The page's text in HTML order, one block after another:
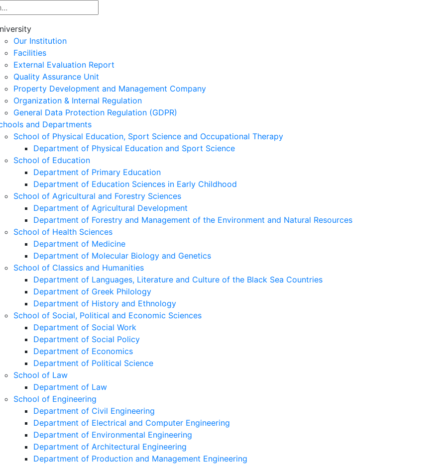
Our Institution
Facilities
External Evaluation Report
Quality Assurance Unit
Property Development and Management Company
Organization & Internal Regulation
General Data Protection Regulation (GDPR)
and Departments
School of Physical Education, Sport Science and Occupational Therapy
Department of Physical Education and Sport Science
School of Education
Department of Primary Education
Department of Education Sciences in Early Childhood
School of Agricultural and Forestry Sciences
Department of Agricultural Development
Department of Forestry and Management of the Environment and Natural Resources
School of Health Sciences
Department of Medicine
Department of Molecular Biology and Genetics
School of Classics and Humanities
Department of Languages, Literature and Culture of the Black Sea Countries
Department of Greek Philology
Department of History and Ethnology
School of Social, Political and Economic Sciences
Department of Social Work
Department of Social Policy
Department of Economics
Department of Political Science
School of Law
Department of Law
School of Engineering
Department of Civil Engineering
Department of Electrical and Computer Engineering
Department of Environmental Engineering
Department of Architectural Engineering
Department of Production and Management Engineering